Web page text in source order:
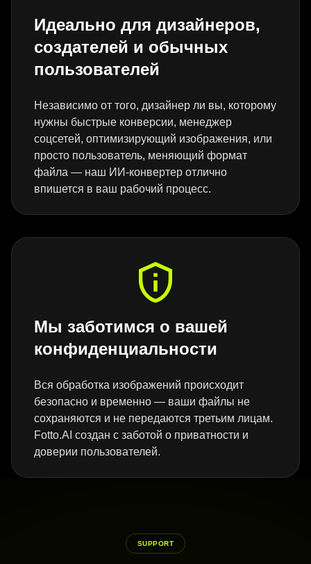
Идеально для дизайнеров,
создателей и обычных
пользователей
Независимо от того, дизайнер ли вы, которому
нужны быстрые конверсии, менеджер
соцсетей, оптимизирующий изображения, или
просто пользователь, меняющий формат
файла — наш ИИ-конвертер отлично
впишется в ваш рабочий процесс.
Мы заботимся о вашей
конфиденциальности
Вся обработка изображений происходит
безопасно и временно — ваши файлы не
сохраняются и не передаются третьим лицам.
Fotto.AI создан с заботой о приватности и
доверии пользователей.
SUPPORT